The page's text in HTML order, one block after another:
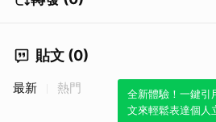
貼文 (0)
全新體驗！一鍵引
文來輕鬆表達個人
最新 熱門